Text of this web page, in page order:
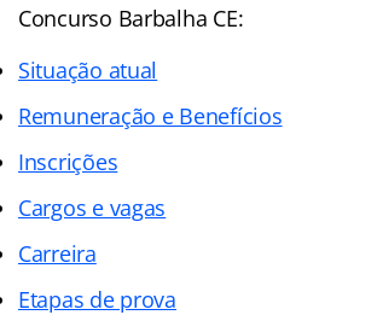
Concurso Barbalha CE:
Situação atual
Remuneração e Benefícios
Inscrições
Cargos e vagas
Carreira
Etapas de prova